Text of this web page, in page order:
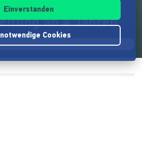
ab 4 Jahren
Einverstanden
Cookies